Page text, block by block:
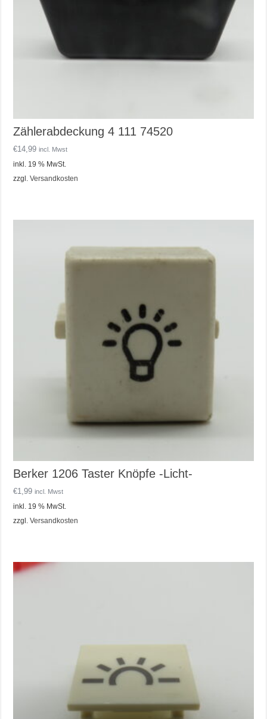
Zählerabdeckung 4 111 74520
€14,99 incl. Mwst
inkl. 19 % MwSt.
zzgl.Versandkosten
Berker 1206 Taster Knöpfe -Licht-
€1,99 incl. Mwst
inkl. 19 % MwSt.
zzgl.Versandkosten